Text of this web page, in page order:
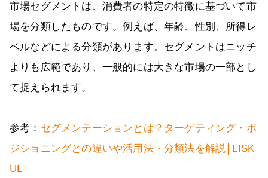
市場セグメントは、消費者の特定の特徴に基づいて市
場を分類したものです。例えば、年齢、性別、所得レ
ベルなどによる分類があります。セグメントはニッチ
よりも広範であり、一般的には大きな市場の一部とし
て捉えられます。
参考： セグメンテーションとは？ターゲティング・ポ
ジショニングとの違いや活用法・分類法を解説│LISK
UL